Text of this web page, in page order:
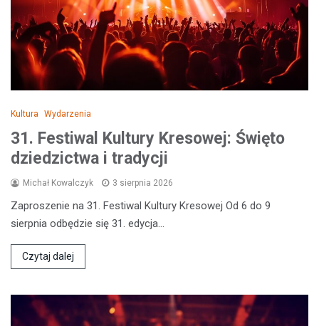
Kultura Wydarzenia
31. Festiwal Kultury Kresowej: Święto
dziedzictwa i tradycji
Michał Kowalczyk 3 sierpnia 2026
Zaproszenie na 31. Festiwal Kultury Kresowej Od 6 do 9
sierpnia odbędzie się 31. edycja…
Czytaj dalej